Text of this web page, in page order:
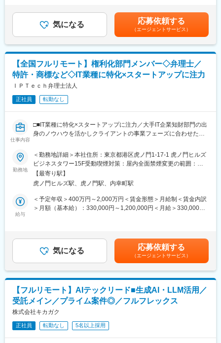
professional groupです。Authense社労士法人はその一角を担っ
ています。各士業が同一グループ内で有機的に連携し、クライア
ントに裁量のサービスを提供しています。
変更の範囲：会社の定める業務
化支援/採用コンサルティング/女性活躍支援/人事制度構築、運用
支援
企業の成長フェーズに応じて様々なコンサルティングを提供しま
社会保険・労働保険の各種届出/給与計算/賞与計算
BPOを通して企業の成長を支援し内部体制の整備をサポートしま
す。
組織構成：
代表、社労士4名（30代女性）、弁護士兼社労士2名（30代女
す。AIファーストの組織作りを目指しています。
・弊所のクライアントはベンチャー企業から上場企業が中心で
す。グループ企業に弁護士ドットコムもあることから、ベンチャ
ー・IT系企業が比較的多いです。
ペーパーレス化が徹底されていいて、AIの活用も進んでいます。
・「クライアントの環境を変えない」をスタンスにしており、複
数のシステムを同時利用しています。新しいツールの導入も積極
しの良い雰囲気です。服装もカジュアルでジャケパンやデニムで
働かれている社員もいるようです。オフィスは六本木の東京ミッ
ドタウン・タワーにあり、執務室はもちろん、お客様用の会議
室、エントランス、ロビーなどもデザイナーの意匠が凝らされた
デザインやインテリアになっています。
■Authenseグループについて：
Authenseは、弁護士、税理士、弁理士、司法書士、社労士、コン
サルティングといった各分野のプロフェッショナルが集まった
professional groupです。Authense社労士法人はその一角を担っ
経験に応じて応相談賃金はあくまでも目安の金額であり、選考を
通じて上下する可能性があります。月給(月額)は固定手当を含めた
気になる 応募依頼する
（エージェントサービス）
【全国フルリモート】権利化部門メンバー◇弁理士／
特許・商標など◇IT業種に特化×スタートアップに注力
ＩＰＴｅｃｈ弁理士法人
正社員 転勤なし
仕事内容
□■IT業種に特化×スタートアップに注力／大手IT企業知財部門の出
身のノウハウを活かしクライアントの事業フェーズに合わせた知
■業務内容：
◇特許、商標出願手続き、審査請求、補正等の中間手続き、登録
後の管理業務
◇知的財産に関するコンサルティング業務 など
※弁理士でない方は上記業務の補助業務を担います。
■働く環境：
■ビジョン：
（1）国内スタートアップ企業とともに成長
■当法人について：
当法人は、2018年にIPTech特許業務法人を設立して以降、スター
トアップ企業と大手IT企業を中心に、多くのクライアント様のお
ンに共感し集まったメンバーと共に「筋肉質なプロフェッショナ
ル集団」を築き、日々邁進してまいりました。これからもIT分野
勤務地
＜勤務地詳細＞本社住所：東京都港区虎ノ門1-17-1 虎ノ門ヒルズ
ビジネスタワー15F受動喫煙対策：屋内全面禁煙変更の範囲：会
社の定める事業所（リモートワーク含む）
【最寄り駅】
虎ノ門ヒルズ駅、虎ノ門駅、内幸町駅
給与
＜予定年収＞400万円～2,000万円＜賃金形態＞月給制＜賃金内訳
＞月額（基本給）：330,000円～1,200,000円＜月給＞330,000円
分）：48,000円～300,000円※超過した時間外労働の残業時間代は
追加支給。賃金はあくまでも目安の金額であり、選考を通じて上
下する可能性があります。月給(月額)は固定手当を含めた表記で
す。
気になる 応募依頼する
（エージェントサービス）
【フルリモート】AIテックリード■生成AI・LLM活用／
受託メイン／プライム案件◎／フルフレックス
株式会社キカガク
正社員 転勤なし 5名以上採用